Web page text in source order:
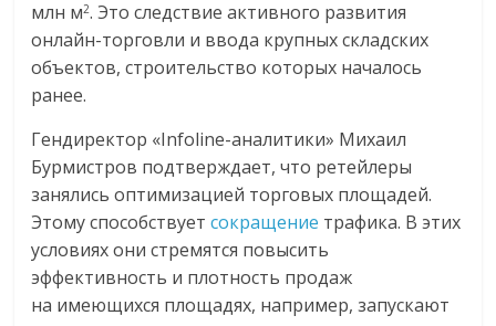
млн м2. Это следствие активного развития
онлайн-торговли и ввода крупных складских
объектов, строительство которых началось
ранее.
Гендиректор «Infoline-аналитики» Михаил
Бурмистров подтверждает, что ретейлеры
занялись оптимизацией торговых площадей.
Этому способствуетсокращение трафика. В этих
условиях они стремятся повысить
эффективность и плотность продаж
на имеющихся площадях, например, запускают